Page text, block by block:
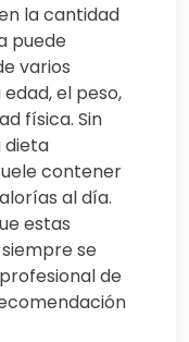
la cantidad
puede
varios
el peso,
física. Sin
dieta
contener
al día.
estas
se
de